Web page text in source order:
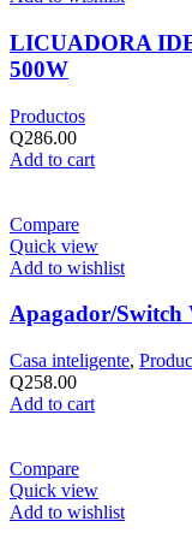
LICUADORA
500W
Productos
Q286.00
Add to cart
Compare
Quick view
Add to wishlist
Apagador/Switch
Casa inteligente,
Q258.00
Add to cart
Compare
Quick view
Add to wishlist